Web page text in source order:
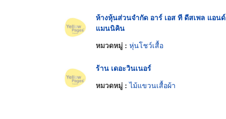
ห้างหุ้นส่วนจำกัด อาร์ เอส ที ดีสเพล แอนด์
แมนนิคิน
หมวดหมู่ : หุ่นโชว์เสื้อ
ร้าน เดอะวินเนอร์
หมวดหมู่ :ไม้แขวนเสื้อผ้า